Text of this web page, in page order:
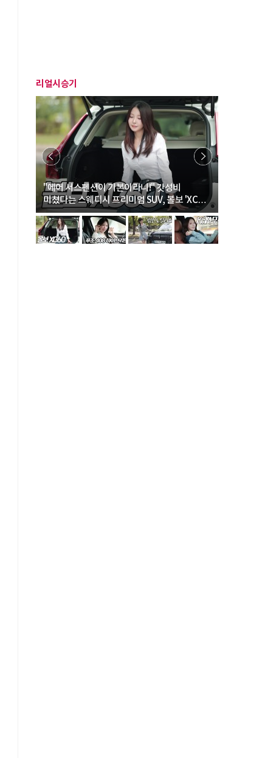
리얼시승기
"에어 서스펜션이 기본이라니!" 갓성비
미쳤다는 스웨디시 프리미엄 SUV, 볼보 'XC60
B5 울트라'